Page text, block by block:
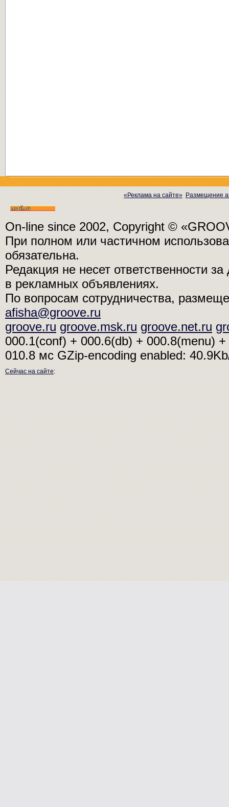
«Реклама на сайте» Размещение
On-line since 2002, Copyright ©
При полном или частичном
обязательна.
Редакция не несет ответственности
в рекламных объявлениях.
По вопросам сотрудничества,
afisha@groove.ru
groove.ru groove.msk.ru groove.net.ru
000.1(conf) + 000.6(db) + 000.8(menu)
010.8 мсGZip-encoding enabled:
Сейчас на сайте: